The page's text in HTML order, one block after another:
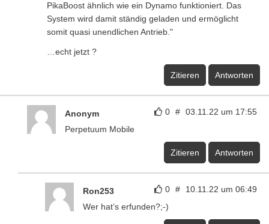
PikaBoost ähnlich wie ein Dynamo funktioniert. Das
System wird damit ständig geladen und ermöglicht
somit quasi unendlichen Antrieb."
…echt jetzt ?
Zitieren Antworten
0 # 03.11.22 um 17:55
Anonym
Perpetuum Mobile
Zitieren Antworten
0 # 10.11.22 um 06:49
Ron253
Wer hat’s erfunden?;-)